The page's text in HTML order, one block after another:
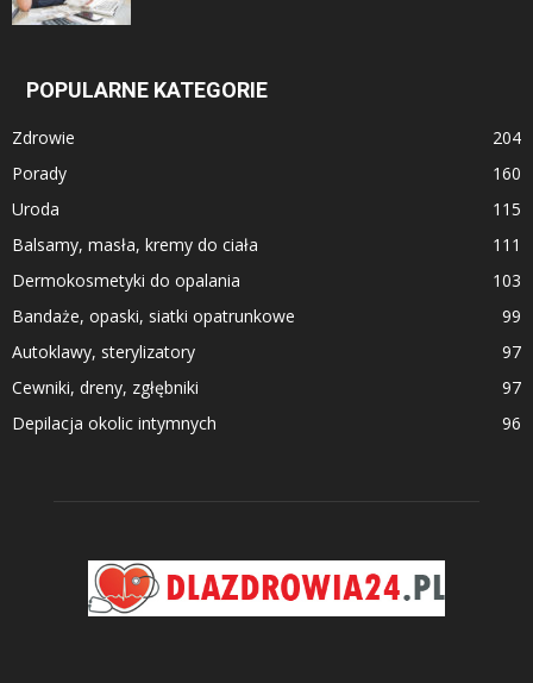
POPULARNE KATEGORIE
Zdrowie
204
Porady
160
Uroda
115
Balsamy, masła, kremy do ciała
111
Dermokosmetyki do opalania
103
Bandaże, opaski, siatki opatrunkowe
99
Autoklawy, sterylizatory
97
Cewniki, dreny, zgłębniki
97
Depilacja okolic intymnych
96